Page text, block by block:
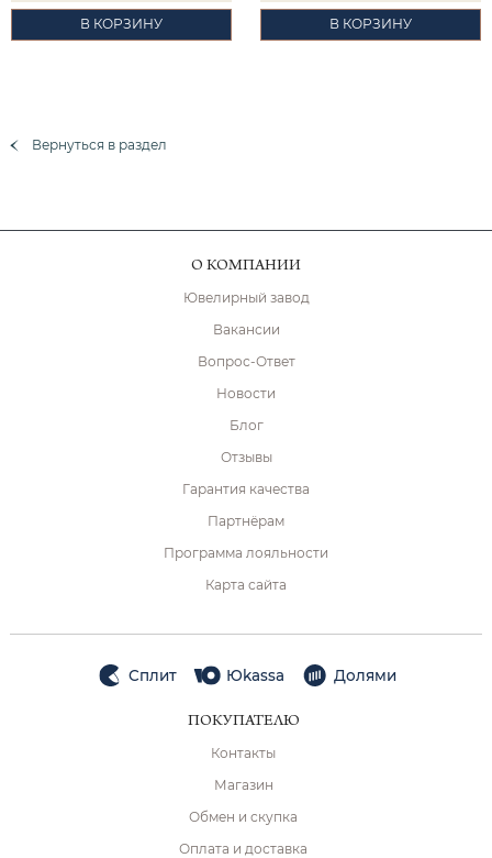
В КОРЗИНУ В КОРЗИНУ
Вернуться в раздел
О КОМПАНИИ
Ювелирный завод
Вакансии
Вопрос-Ответ
Новости
Блог
Отзывы
Гарантия качества
Партнёрам
Программа лояльности
Карта сайта
Сплит Юkassa Долями
ПОКУПАТЕЛЮ
Контакты
Магазин
Обмен и скупка
Оплата и доставка